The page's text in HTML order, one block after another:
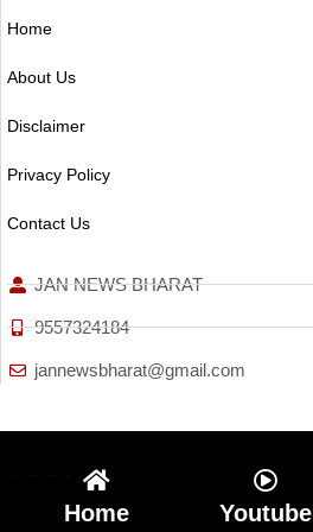
Home
About Us
Disclaimer
Privacy Policy
Contact Us
JAN NEWS BHARAT
9557324184
jannewsbharat@gmail.com
Home Youtube